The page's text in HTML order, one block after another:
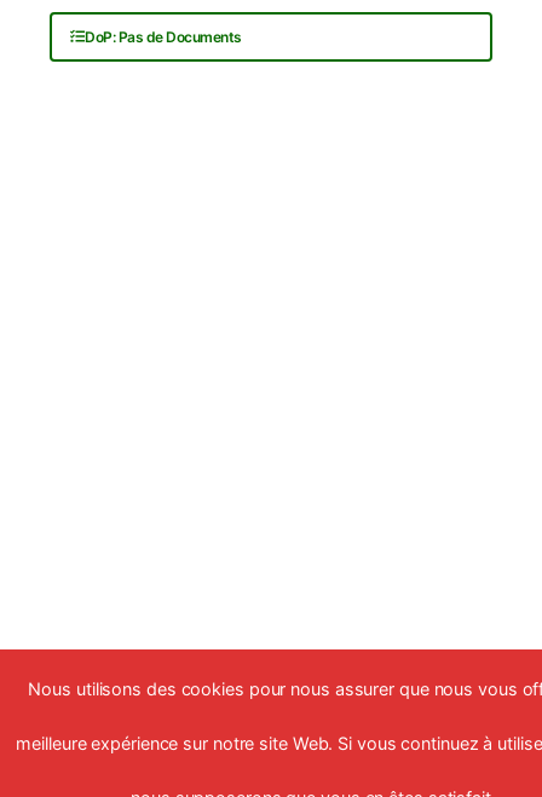
DoP: Pas de Documents
Nous utilisons des cookies pour nous assurer que nous vous
meilleure expérience sur notre site Web. Si vous continuez à